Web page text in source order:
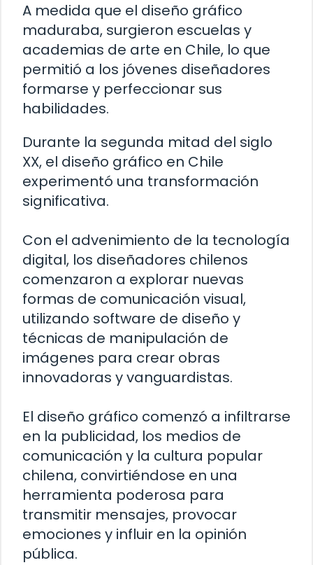
A medida que el diseño gráfico
maduraba, surgieron escuelas y
academias de arte en Chile, lo que
permitió a los jóvenes diseñadores
formarse y perfeccionar sus
habilidades.
Durante la segunda mitad del siglo
XX, el diseño gráfico en Chile
experimentó una transformación
significativa.
Con el advenimiento de la tecnología
digital, los diseñadores chilenos
comenzaron a explorar nuevas
formas de comunicación visual,
utilizando software de diseño y
técnicas de manipulación de
imágenes para crear obras
innovadoras y vanguardistas.
El diseño gráfico comenzó a infiltrarse
en la publicidad, los medios de
comunicación y la cultura popular
chilena, convirtiéndose en una
herramienta poderosa para
transmitir mensajes, provocar
emociones y influir en la opinión
pública.